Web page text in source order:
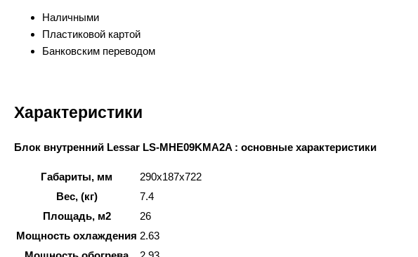
Наличными
Пластиковой картой
Банковским переводом
Характеристики
Блок внутренний Lessar LS-MHE09KMA2A : основные характеристики
Габариты, мм
290x187x722
Вес, (кг)
7.4
Площадь, м2
26
Мощность охлаждения 2.63